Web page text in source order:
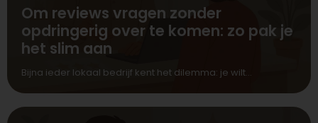
Om reviews vragen zonder
opdringerig over te komen: zo pak je
het slim aan
Bijna ieder lokaal bedrijf kent het dilemma: je wilt...